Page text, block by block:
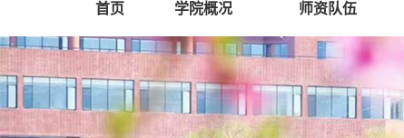
首页 学院概况 师资队伍